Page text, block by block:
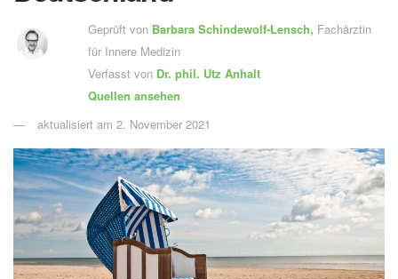
Geprüft von Barbara Schindewolf-Lensch, Fachärztin
für Innere Medizin
Verfasst von Dr. phil. Utz Anhalt
Quellen ansehen
aktualisiert am 2. November 2021